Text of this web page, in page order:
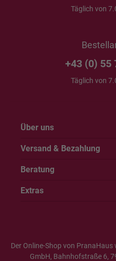
Täglich von
+43 (0) 55
Täglich von
Über uns
Versand & Bezahlung
Beratung
Extras
Der Online-Shop von
GmbH, Bahnhofstraße 6,